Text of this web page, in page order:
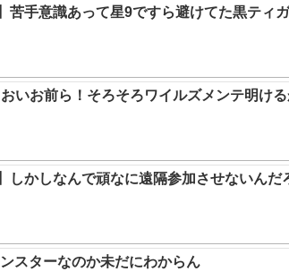
苦手意識あって星9ですら避けてた黒ティ
おいお前ら！そろそろワイルズメンテ明け
しかしなんで頑なに遠隔参加させないんだ
スターなのか未だにわからん